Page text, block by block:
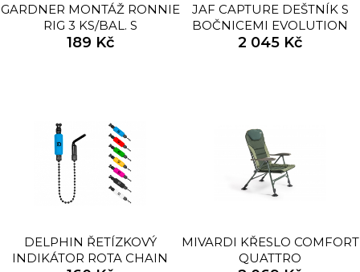
GARDNER MONTÁŽ RONNIE
RIG 3 KS/BAL. S
PROTIHROTEM
189 Kč
JAF CAPTURE DEŠTNÍK S
BOČNICEMI EVOLUTION
210T NEW 2,2M
2 045 Kč
DELPHIN ŘETÍZKOVÝ
INDIKÁTOR ROTA CHAIN
MIVARDI KŘESLO COMFORT
QUATTRO